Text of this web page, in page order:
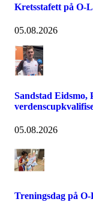
Kretsstafett på O-
05.08.2026
Sandstad Eidsmo,
05.08.2026
Treningsdag på